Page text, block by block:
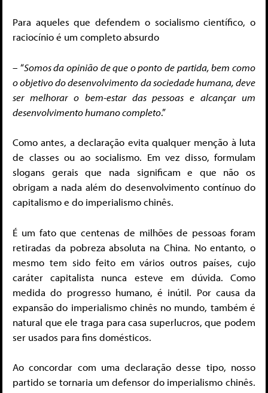
Para aqueles que defendem o socialismo científico, o
raciocínio é um completo absurdo
– “Somos da opinião de que o ponto de partida, bem como
o objetivo do desenvolvimento da sociedade humana, deve
ser melhorar o bem-estar das pessoas e alcançar um
desenvolvimento humano completo.”
Como antes, a declaração evita qualquer menção à luta
de classes ou ao socialismo. Em vez disso, formulam
slogans gerais que nada significam e que não os
obrigam a nada além do desenvolvimento contínuo do
capitalismo e do imperialismo chinês.
É um fato que centenas de milhões de pessoas foram
retiradas da pobreza absoluta na China. No entanto, o
mesmo tem sido feito em vários outros países, cujo
caráter capitalista nunca esteve em dúvida. Como
medida do progresso humano, é inútil. Por causa da
expansão do imperialismo chinês no mundo, também é
natural que ele traga para casa superlucros, que podem
ser usados ​​para fins domésticos.
Ao concordar com uma declaração desse tipo, nosso
partido se tornaria um defensor do imperialismo chinês.